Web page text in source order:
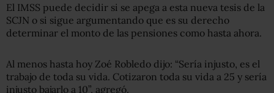
El IMSS puede decidir si se apega a esta nueva tesis de la
SCJN o si sigue argumentando que es su derecho
determinar el monto de las pensiones como hasta ahora.
Al menos hasta hoy Zoé Robledo dijo: “Sería injusto, es el
trabajo de toda su vida. Cotizaron toda su vida a 25 y sería
injusto bajarlo a 10”, agregó.